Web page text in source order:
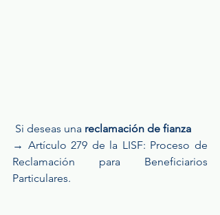
Si deseas una reclamación de fianza
→ Artículo 279 de la LISF: Proceso de
Reclamación para Beneficiarios
Particulares.